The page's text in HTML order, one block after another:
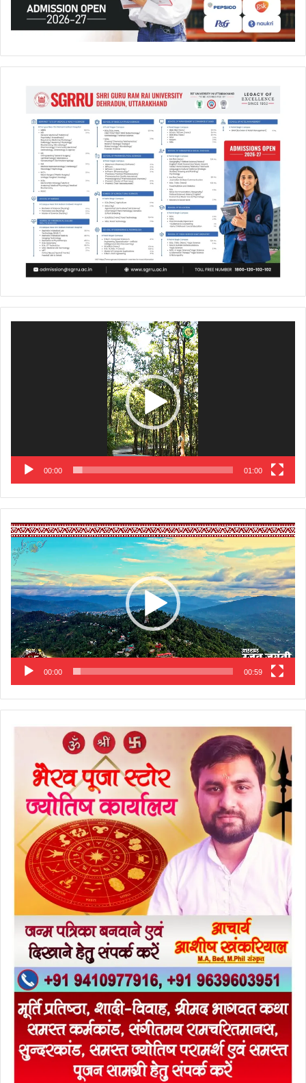
00:00 01:00
Video
Player
00:00 00:59